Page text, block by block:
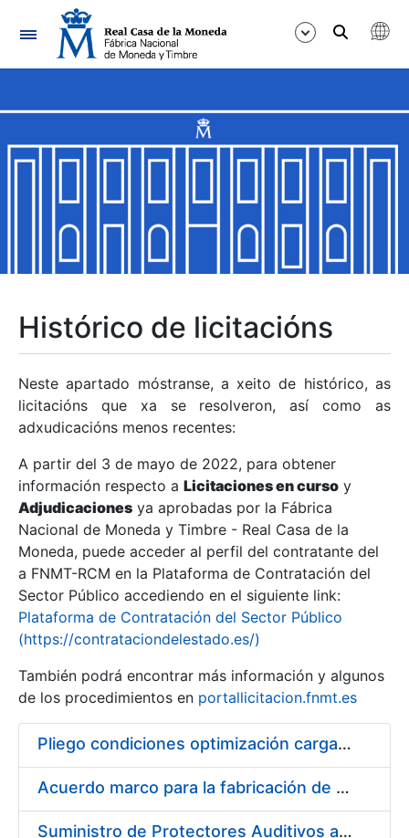
Navegación
Mostrar/Ocultar
Mostrar/Ocultar
Mostrar/Ocultar
Mostrar/Ocultar
Mostrar/Ocultar
Mostrar/Ocultar
Mostrar/Ocultar
Histórico de licitacións
Neste apartado móstranse, a xeito de histórico, as
licitacións que xa se resolveron, así como as
adxudicacións menos recentes:
A partir del 3 de mayo de 2022, para obtener
información respecto a Licitaciones en curso y
Adjudicaciones ya aprobadas por la Fábrica
Nacional de Moneda y Timbre - Real Casa de la
Moneda, puede acceder al perfil del contratante del
a FNMT-RCM en la Plataforma de Contratación del
Sector Público accediendo en el siguiente link:
Plataforma de Contratación del Sector Público
(https://contrataciondelestado.es/)
También podrá encontrar más información y algunos
de los procedimientos en portallicitacion.fnmt.es
Pliego condiciones optimización cargas compras firmado
Acuerdo marco para la fabricación de piezas
Suministro de Protectores Auditivos a medida para las personas trabajadoras de los Centros de Trabajo de Madrid y Burgos